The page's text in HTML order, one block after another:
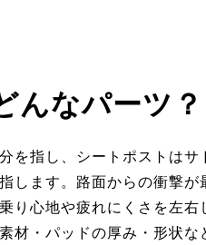
んなパーツ？
を指し、シートポストはサ
します。路面からの衝撃が
り心地や疲れにくさを左右
材・パッドの厚み・形状な